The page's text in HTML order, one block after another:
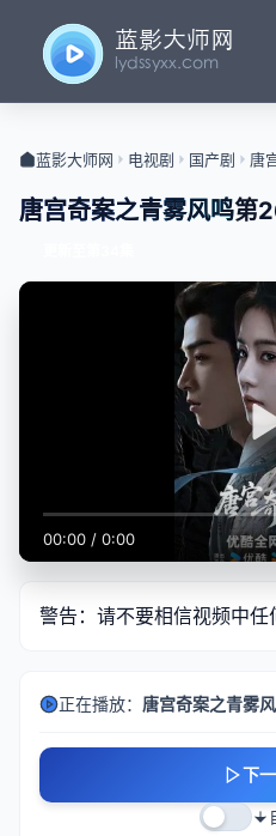
蓝影大师网 电视剧 国产剧 唐
唐宫奇案之青雾风鸣第
00:00 / 0:00
警告：请不要相信视频中任
正在播放： 唐宫奇案之青雾
下